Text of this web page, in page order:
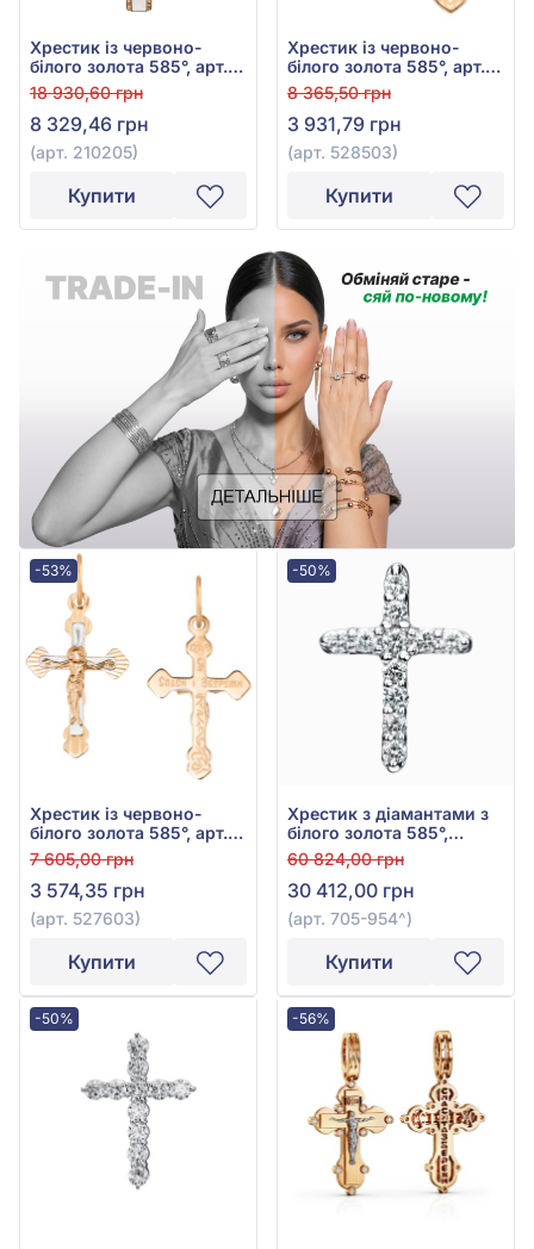
Хрестик із червоно-
білого золота 585°, арт.
210205
18 930,60 грн
8 329,46 грн
(арт. 210205)
Купити
Хрестик із червоно-
білого золота 585°, арт.
528503
8 365,50 грн
3 931,79 грн
(арт. 528503)
Купити
-53%
Хрестик із червоно-
білого золота 585°, арт.
527603
7 605,00 грн
3 574,35 грн
(арт. 527603)
Купити
-50%
Хрестик з діамантами з
білого золота 585°,
Діамант 0,19ct, арт. 705-
954
60 824,00 грн
30 412,00 грн
(арт. 705-954^)
Купити
-50% -56%